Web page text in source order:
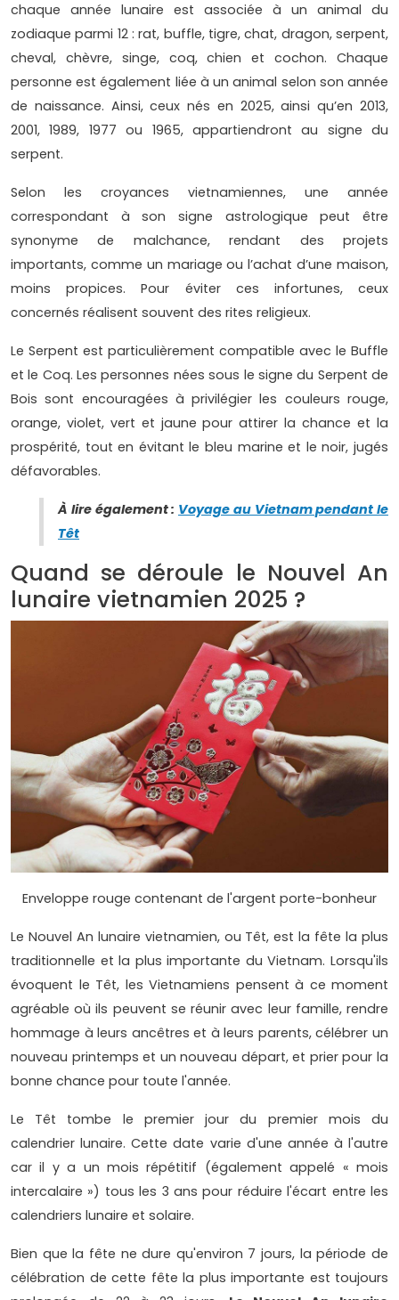
chaque année lunaire est associée à un animal du
zodiaque parmi 12 : rat, buffle, tigre, chat, dragon, serpent,
cheval, chèvre, singe, coq, chien et cochon. Chaque
personne est également liée à un animal selon son année
de naissance. Ainsi, ceux nés en 2025, ainsi qu’en 2013,
2001, 1989, 1977 ou 1965, appartiendront au signe du
serpent.
Selon les croyances vietnamiennes, une année
correspondant à son signe astrologique peut être
synonyme de malchance, rendant des projets
importants, comme un mariage ou l’achat d’une maison,
moins propices. Pour éviter ces infortunes, ceux
concernés réalisent souvent des rites religieux.
Le Serpent est particulièrement compatible avec le Buffle
et le Coq. Les personnes nées sous le signe du Serpent de
Bois sont encouragées à privilégier les couleurs rouge,
orange, violet, vert et jaune pour attirer la chance et la
prospérité, tout en évitant le bleu marine et le noir, jugés
défavorables.
À lire également : Voyage au Vietnam pendant le
Têt
Quand se déroule le Nouvel An
lunaire vietnamien 2025 ?
Enveloppe rouge contenant de l'argent porte-bonheur
Le Nouvel An lunaire vietnamien, ou Têt, est la fête la plus
traditionnelle et la plus importante du Vietnam. Lorsqu'ils
évoquent le Têt, les Vietnamiens pensent à ce moment
agréable où ils peuvent se réunir avec leur famille, rendre
hommage à leurs ancêtres et à leurs parents, célébrer un
nouveau printemps et un nouveau départ, et prier pour la
bonne chance pour toute l'année.
Le Têt tombe le premier jour du premier mois du
calendrier lunaire. Cette date varie d'une année à l'autre
car il y a un mois répétitif (également appelé « mois
intercalaire ») tous les 3 ans pour réduire l'écart entre les
calendriers lunaire et solaire.
Bien que la fête ne dure qu'environ 7 jours, la période de
célébration de cette fête la plus importante est toujours